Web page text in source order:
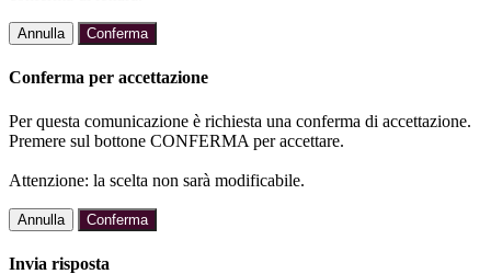
Annulla Conferma
Conferma per accettazione
Per questa comunicazione è richiesta una conferma di accettazione.
Premere sul bottone CONFERMA per accettare.
Attenzione: la scelta non sarà modificabile.
Annulla Conferma
Invia risposta